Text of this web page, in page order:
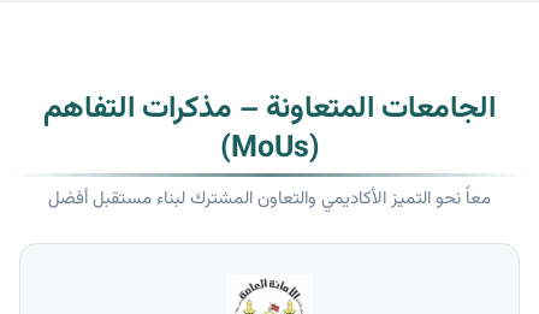
الجامعات المتعاونة – مذكرات التفاهم
(MoUs)
معاً نحو التميز الأكاديمي والتعاون المشترك لبناء مستقبل أفضل